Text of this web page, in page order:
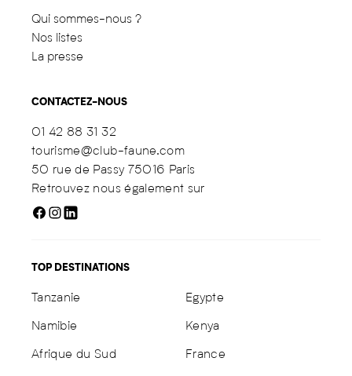
Qui sommes-nous ?
Nos listes
La presse
CONTACTEZ-NOUS
01 42 88 31 32
tourisme@club-faune.com
50 rue de Passy 75016 Paris
Retrouvez nous également sur
TOP DESTINATIONS
Tanzanie Egypte
Namibie Kenya
Afrique du Sud France